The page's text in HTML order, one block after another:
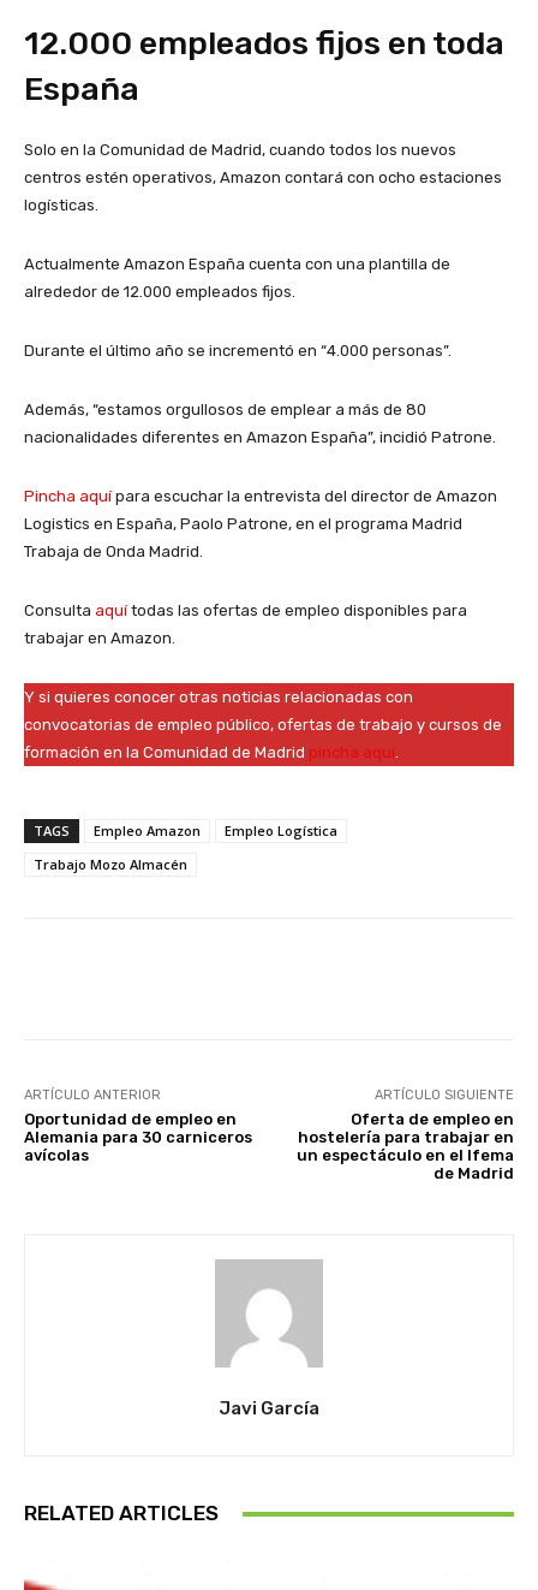
12.000 empleados fijos en toda
España
Solo en la Comunidad de Madrid, cuando todos los nuevos
centros estén operativos, Amazon contará con ocho estaciones
logísticas.
Actualmente Amazon España cuenta con una plantilla de
alrededor de 12.000 empleados fijos.
Durante el último año se incrementó en “4.000 personas”.
Además, “estamos orgullosos de emplear a más de 80
nacionalidades diferentes en Amazon España”, incidió Patrone.
Pincha aquípara escuchar la entrevista del director de Amazon
Logistics en España, Paolo Patrone, en el programa Madrid
Trabaja de Onda Madrid.
Consulta aquítodas las ofertas de empleo disponibles para
trabajar en Amazon.
Y si quieres conocer otras noticias relacionadas con
convocatorias de empleo público, ofertas de trabajo y cursos de
formación en la Comunidad de Madrid pincha aquí.
TAGS Empleo Amazon
Empleo Logística
Trabajo Mozo Almacén
ARTÍCULO ANTERIOR
Oportunidad de empleo en
Alemania para 30 carniceros
avícolas
ARTÍCULO SIGUIENTE
Oferta de empleo en
hostelería para trabajar en
un espectáculo en el Ifema
de Madrid
Javi García
RELATED ARTICLES